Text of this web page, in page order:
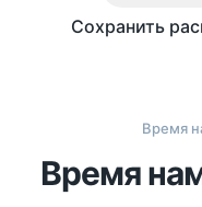
Сохранить
Время
Время